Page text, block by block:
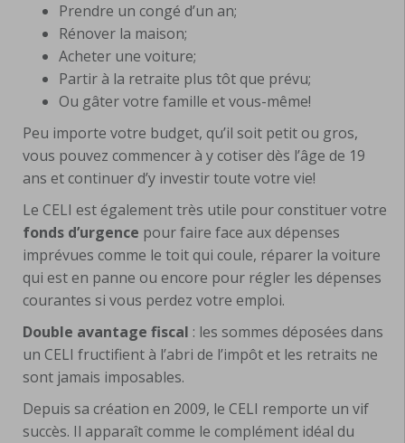
Prendre un congé d’un an;
Rénover la maison;
Acheter une voiture;
Partir à la retraite plus tôt que prévu;
Ou gâter votre famille et vous-même!
Peu importe votre budget, qu’il soit petit ou gros,
vous pouvez commencer à y cotiser dès l’âge de 19
ans et continuer d’y investir toute votre vie!
Le CELI est également très utile pour constituer votre
fonds d’urgence pour faire face aux dépenses
imprévues comme le toit qui coule, réparer la voiture
qui est en panne ou encore pour régler les dépenses
courantes si vous perdez votre emploi.
Double avantage fiscal : les sommes déposées dans
un CELI fructifient à l’abri de l’impôt et les retraits ne
sont jamais imposables.
Depuis sa création en 2009, le CELI remporte un vif
succès. Il apparaît comme le complément idéal du